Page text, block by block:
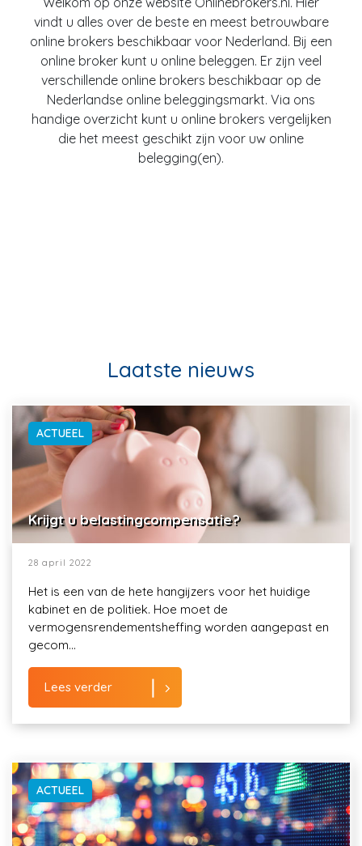
vindt u alles over de beste en meest betrouwbare
online brokers beschikbaar voor Nederland. Bij een
online broker kunt u online beleggen. Er zijn veel
verschillende online brokers beschikbaar op de
Nederlandse online beleggingsmarkt. Via ons
handige overzicht kunt u online brokers vergelijken
die het meest geschikt zijn voor uw online
belegging(en).
Laatste nieuws
ACTUEEL
Krijgt u belastingcompensatie?
28 april 2022
Het is een van de hete hangijzers voor het huidige
kabinet en de politiek. Hoe moet de
vermogensrendementsheffing worden aangepast en
gecom...
Lees verder
ACTUEEL